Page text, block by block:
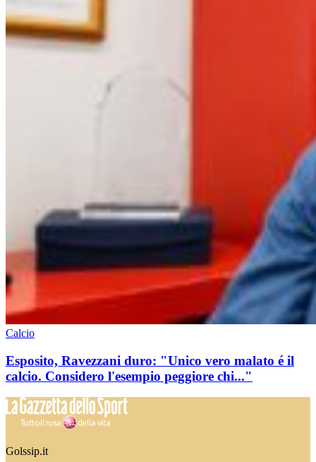
Calcio
Esposito, Ravezzani duro: "Unico vero malato é il
calcio. Considero l'esempio peggiore chi..."
Golssip.it